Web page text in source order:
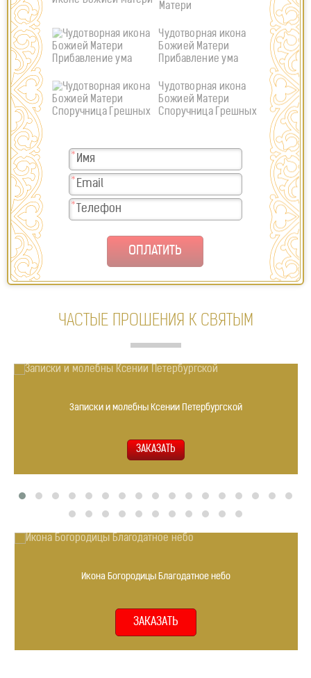
Матери
Чудотворная икона
Божией Матери
Прибавление ума
Чудотворная икона
Божией Матери
Споручница Грешных
ЧАСТЫЕ ПРОШЕНИЯ К СВЯТЫМ
Записки и молебны Ксении Петербургской
Икона Богородицы Благодатное небо
ЗАКАЗАТЬ